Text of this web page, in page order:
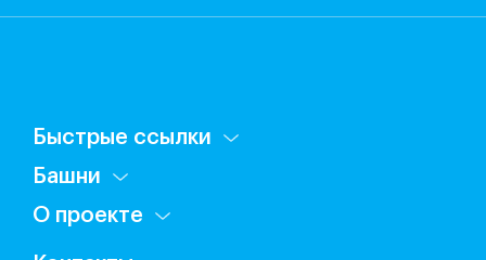
Быстрые ссылки
Башни
О проекте